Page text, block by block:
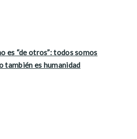
es “de otros”: todos somos
también es humanidad